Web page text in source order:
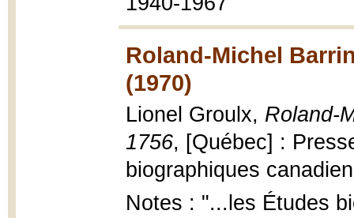
Roland-Michel
(1970)
Lionel Groulx, Roland-
1756, [Québec] :
biographiques
Notes : "...les Études